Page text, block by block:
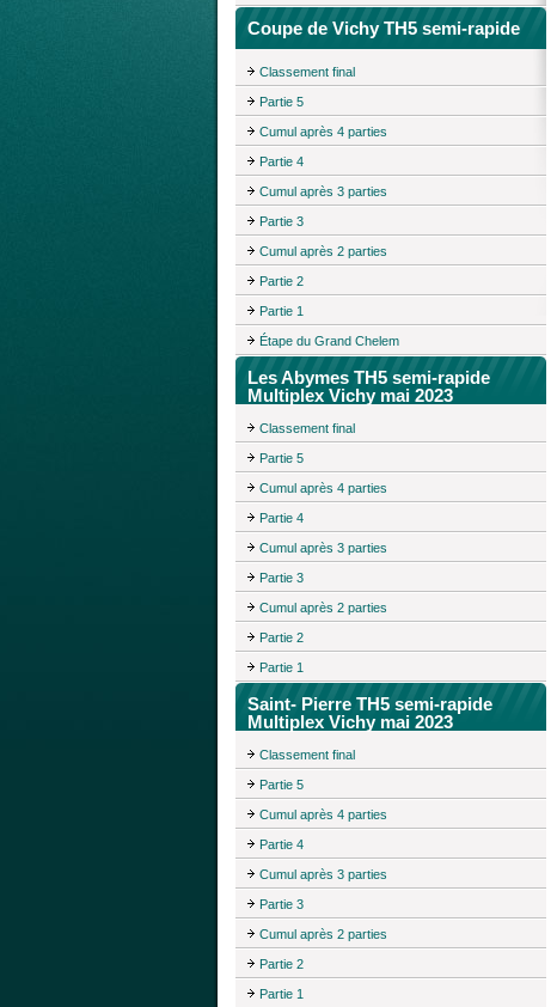
Coupe de Vichy TH5 semi-rapide
Classement final
Partie 5
Cumul après 4 parties
Partie 4
Cumul après 3 parties
Partie 3
Cumul après 2 parties
Partie 2
Partie 1
Étape du Grand Chelem
Les Abymes TH5 semi-rapide
Multiplex Vichy mai 2023
Classement final
Partie 5
Cumul après 4 parties
Partie 4
Cumul après 3 parties
Partie 3
Cumul après 2 parties
Partie 2
Partie 1
Saint- Pierre TH5 semi-rapide
Multiplex Vichy mai 2023
Classement final
Partie 5
Cumul après 4 parties
Partie 4
Cumul après 3 parties
Partie 3
Cumul après 2 parties
Partie 2
Partie 1